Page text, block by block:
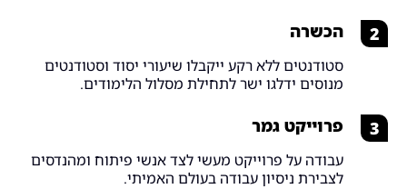
2 הכשרה
סטודנטים ללא רקע ייקבלו שיעורי יסוד וסטודנטים
מנוסים ידלגו ישר לתחילת מסלול הלימודים.
3 פרוייקט גמר
עבודה על פרוייקט מעשי לצד אנשי פיתוח ומהנדסים
לצבירת ניסיון עבודה בעולם האמיתי.